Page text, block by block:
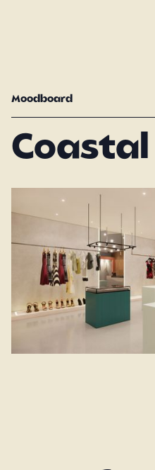
Moodboard